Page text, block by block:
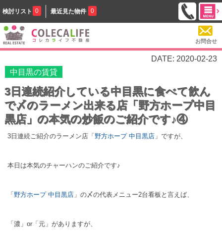
検討リスト 0 最近見た物件 0
お問合せ
DATE: 2020-02-23
中目黒の賃貸
3日連続紹介している中目黒に食べて飲ん
で〆のラーメン出来る店「野方ホープ中目
黒店」の本気の炒飯のご紹介です♪④
3日連続ご紹介のラーメン店「 野方ホープ 中目黒店 」ですが、
本日は本気のチャーハンのご紹介です♪
「 野方ホープ 中目黒店 」の〆の代表メニュー2台看板と言えば、
「濃」or「元」がありますが、